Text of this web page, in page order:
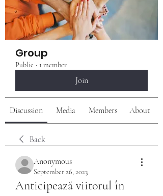
Group
Public · 1 member
Join
Discussion Media Members About
Back
Anonymous
September 26, 2023
Anticipează viitorul în